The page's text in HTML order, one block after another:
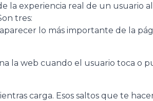
la experiencia real de un usuario
tres:
lo más importante de la
la web cuando el usuario toca o
carga. Esos saltos que te